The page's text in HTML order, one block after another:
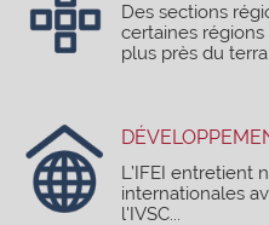
Des sections
certaines
plus près du
L’IFEI entretient
internationales
l'IVSC...